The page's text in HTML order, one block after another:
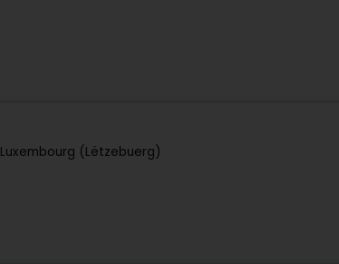
Luxembourg (Lëtzebuerg)